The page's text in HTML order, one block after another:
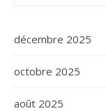
décembre 2025
octobre 2025
août 2025